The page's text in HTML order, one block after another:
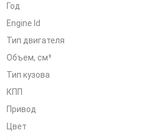
Год
Engine Id
Тип двигателя
Объем, см³
Тип кузова
КПП
Привод
Цвет